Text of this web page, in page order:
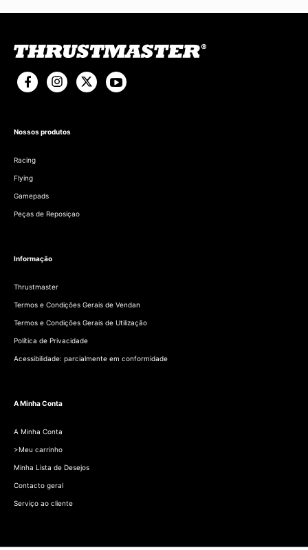
Nossos produtos
Racing
Flying
Gamepads
Peças de Reposiçao
Informação
Thrustmaster
Termos e Condições Gerais de Vendan
Termos e Condições Gerais de Utilização
Política de Privacidade
Acessibilidade: parcialmente em conformidade
A Minha Conta
A Minha Conta
>Meu carrinho
Minha Lista de Desejos
Contacto geral
Serviço ao cliente